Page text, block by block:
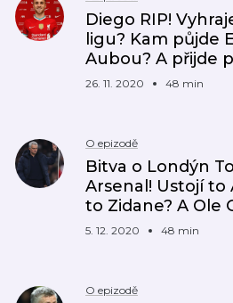
Diego RIP!
ligu? Kam půjde
Aubou? A přijde
26. 11. 2020 48 min
O epizodě
Bitva o Londýn
Arsenal! Ustojí to
to Zidane? A Ole
5. 12. 2020 48 min
O epizodě